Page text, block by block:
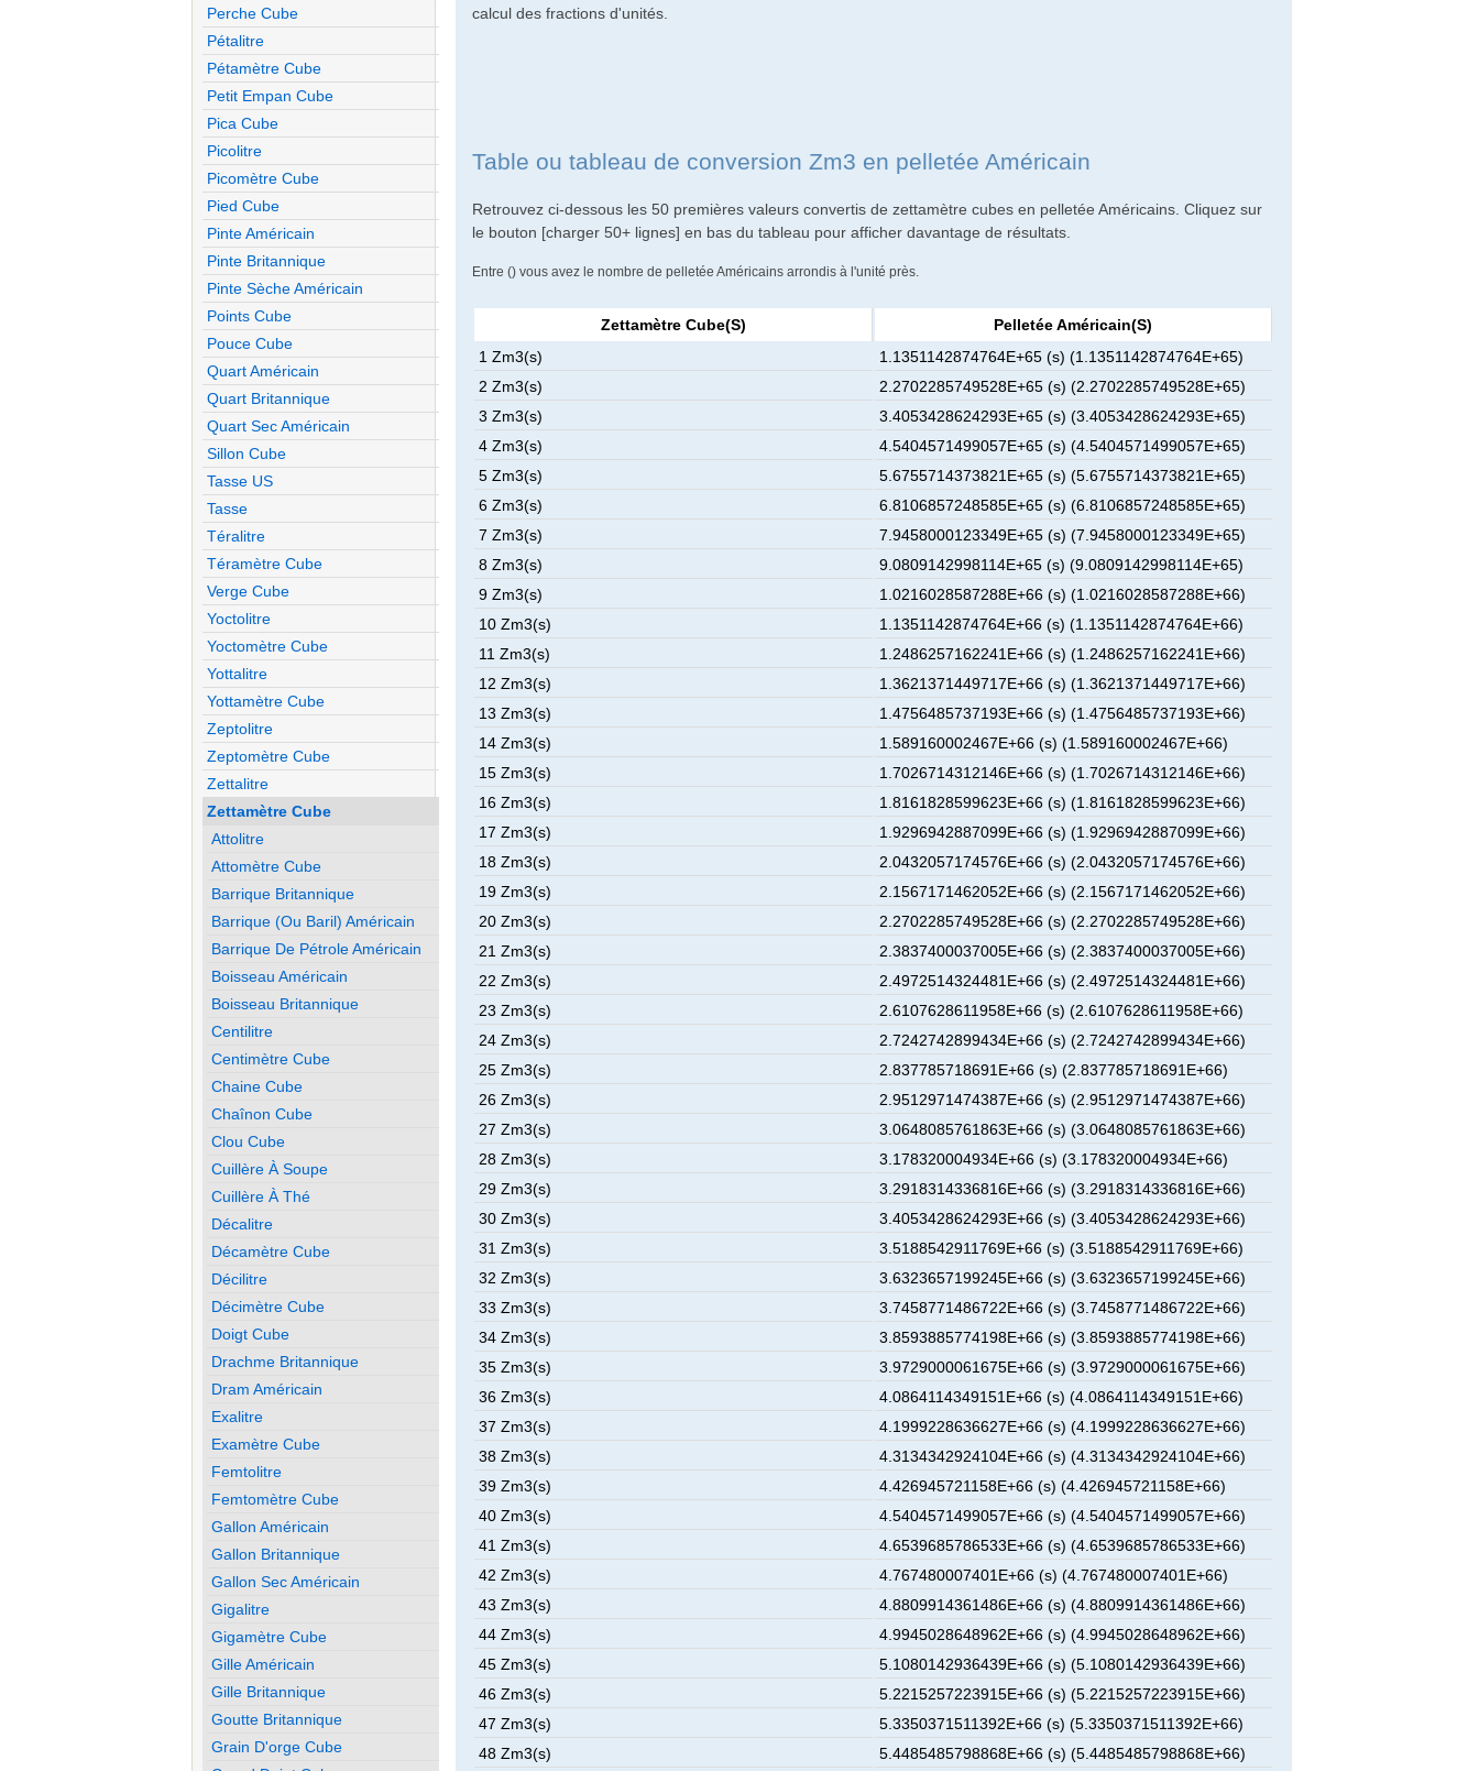
calcul des fractions d'unités.
Table ou tableau de conversion Zm3 en pelletée Américain
Retrouvez ci-dessous les 50 premières valeurs convertis de zettamètre cubes en pelletée Américains. Cliquez sur
le bouton [charger 50+ lignes] en bas du tableau pour afficher davantage de résultats.
Entre () vous avez le nombre de pelletée Américains arrondis à l'unité près.
Zettamètre Cube(s)
Pelletée Américain(s)
1 Zm3(s)
1.1351142874764E+65 (s) (1.1351142874764E+65)
2 Zm3(s)
2.2702285749528E+65 (s) (2.2702285749528E+65)
3 Zm3(s)
3.4053428624293E+65 (s) (3.4053428624293E+65)
4 Zm3(s)
4.5404571499057E+65 (s) (4.5404571499057E+65)
5 Zm3(s)
5.6755714373821E+65 (s) (5.6755714373821E+65)
6 Zm3(s)
6.8106857248585E+65 (s) (6.8106857248585E+65)
7 Zm3(s)
7.9458000123349E+65 (s) (7.9458000123349E+65)
8 Zm3(s)
9.0809142998114E+65 (s) (9.0809142998114E+65)
9 Zm3(s)
1.0216028587288E+66 (s) (1.0216028587288E+66)
10 Zm3(s)
1.1351142874764E+66 (s) (1.1351142874764E+66)
11 Zm3(s)
1.2486257162241E+66 (s) (1.2486257162241E+66)
12 Zm3(s)
1.3621371449717E+66 (s) (1.3621371449717E+66)
13 Zm3(s)
1.4756485737193E+66 (s) (1.4756485737193E+66)
14 Zm3(s)
1.589160002467E+66 (s) (1.589160002467E+66)
15 Zm3(s)
1.7026714312146E+66 (s) (1.7026714312146E+66)
16 Zm3(s)
1.8161828599623E+66 (s) (1.8161828599623E+66)
17 Zm3(s)
1.9296942887099E+66 (s) (1.9296942887099E+66)
18 Zm3(s)
2.0432057174576E+66 (s) (2.0432057174576E+66)
19 Zm3(s)
2.1567171462052E+66 (s) (2.1567171462052E+66)
20 Zm3(s)
2.2702285749528E+66 (s) (2.2702285749528E+66)
21 Zm3(s)
2.3837400037005E+66 (s) (2.3837400037005E+66)
22 Zm3(s)
2.4972514324481E+66 (s) (2.4972514324481E+66)
23 Zm3(s)
2.6107628611958E+66 (s) (2.6107628611958E+66)
24 Zm3(s)
2.7242742899434E+66 (s) (2.7242742899434E+66)
25 Zm3(s)
2.837785718691E+66 (s) (2.837785718691E+66)
26 Zm3(s)
2.9512971474387E+66 (s) (2.9512971474387E+66)
27 Zm3(s)
3.0648085761863E+66 (s) (3.0648085761863E+66)
28 Zm3(s)
3.178320004934E+66 (s) (3.178320004934E+66)
29 Zm3(s)
3.2918314336816E+66 (s) (3.2918314336816E+66)
30 Zm3(s)
3.4053428624293E+66 (s) (3.4053428624293E+66)
31 Zm3(s)
3.5188542911769E+66 (s) (3.5188542911769E+66)
32 Zm3(s)
3.6323657199245E+66 (s) (3.6323657199245E+66)
33 Zm3(s)
3.7458771486722E+66 (s) (3.7458771486722E+66)
34 Zm3(s)
3.8593885774198E+66 (s) (3.8593885774198E+66)
35 Zm3(s)
3.9729000061675E+66 (s) (3.9729000061675E+66)
36 Zm3(s)
4.0864114349151E+66 (s) (4.0864114349151E+66)
37 Zm3(s)
4.1999228636627E+66 (s) (4.1999228636627E+66)
38 Zm3(s)
4.3134342924104E+66 (s) (4.3134342924104E+66)
39 Zm3(s)
4.426945721158E+66 (s) (4.426945721158E+66)
40 Zm3(s)
4.5404571499057E+66 (s) (4.5404571499057E+66)
41 Zm3(s)
4.6539685786533E+66 (s) (4.6539685786533E+66)
42 Zm3(s)
4.767480007401E+66 (s) (4.767480007401E+66)
43 Zm3(s)
4.8809914361486E+66 (s) (4.8809914361486E+66)
44 Zm3(s)
4.9945028648962E+66 (s) (4.9945028648962E+66)
45 Zm3(s)
5.1080142936439E+66 (s) (5.1080142936439E+66)
46 Zm3(s)
5.2215257223915E+66 (s) (5.2215257223915E+66)
47 Zm3(s)
5.3350371511392E+66 (s) (5.3350371511392E+66)
48 Zm3(s)
5.4485485798868E+66 (s) (5.4485485798868E+66)
Perche Cube
Pétalitre
Pétamètre Cube
Petit Empan Cube
Pica Cube
Picolitre
Picomètre Cube
Pied Cube
Pinte Américain
Pinte Britannique
Pinte Sèche Américain
Points Cube
Pouce Cube
Quart Américain
Quart Britannique
Quart Sec Américain
Sillon Cube
Tasse US
Tasse
Téralitre
Téramètre Cube
Verge Cube
Yoctolitre
Yoctomètre Cube
Yottalitre
Yottamètre Cube
Zeptolitre
Zeptomètre Cube
Zettalitre
Zettamètre Cube
Attolitre
Attomètre Cube
Barrique Britannique
Barrique (ou Baril) Américain
Barrique De Pétrole Américain
Boisseau Américain
Boisseau Britannique
Centilitre
Centimètre Cube
Chaine Cube
Chaînon Cube
Clou Cube
Cuillère À Soupe
Cuillère À Thé
Décalitre
Décamètre Cube
Décilitre
Décimètre Cube
Doigt Cube
Drachme Britannique
Dram Américain
Exalitre
Examètre Cube
Femtolitre
Femtomètre Cube
Gallon Américain
Gallon Britannique
Gallon Sec Américain
Gigalitre
Gigamètre Cube
Gille Américain
Gille Britannique
Goutte Britannique
Grain D'orge Cube